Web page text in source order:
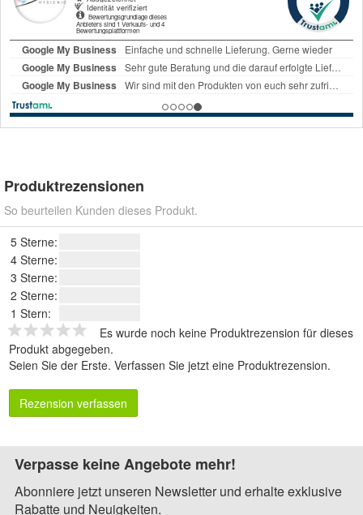
Produktrezensionen
So beurteilen Kunden dieses Produkt.
5 Sterne:
4 Sterne:
3 Sterne:
2 Sterne:
1 Stern:
Es wurde noch keine Produktrezension für dieses
Produkt abgegeben.
Seien Sie der Erste. Verfassen Sie jetzt eine Produktrezension.
Rezension verfassen
Verpasse keine Angebote mehr!
Abonniere jetzt unseren Newsletter und erhalte exklusive
Rabatte und Neuigkeiten.